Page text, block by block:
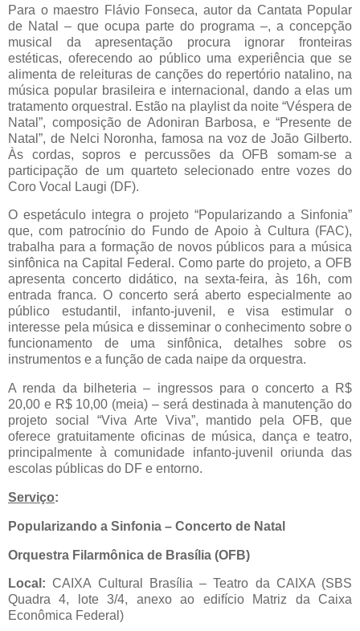
Para o maestro Flávio Fonseca, autor da Cantata Popular
de Natal – que ocupa parte do programa –, a concepção
musical da apresentação procura ignorar fronteiras
estéticas, oferecendo ao público uma experiência que se
alimenta de releituras de canções do repertório natalino, na
música popular brasileira e internacional, dando a elas um
tratamento orquestral. Estão na playlist da noite “Véspera de
Natal”, composição de Adoniran Barbosa, e “Presente de
Natal”, de Nelci Noronha, famosa na voz de João Gilberto.
Às cordas, sopros e percussões da OFB somam-se a
participação de um quarteto selecionado entre vozes do
Coro Vocal Laugi (DF).
O espetáculo integra o projeto “Popularizando a Sinfonia”
que, com patrocínio do Fundo de Apoio à Cultura (FAC),
trabalha para a formação de novos públicos para a música
sinfônica na Capital Federal. Como parte do projeto, a OFB
apresenta concerto didático, na sexta-feira, às 16h, com
entrada franca. O concerto será aberto especialmente ao
público estudantil, infanto-juvenil, e visa estimular o
interesse pela música e disseminar o conhecimento sobre o
funcionamento de uma sinfônica, detalhes sobre os
instrumentos e a função de cada naipe da orquestra.
A renda da bilheteria – ingressos para o concerto a R$
20,00 e R$ 10,00 (meia) – será destinada à manutenção do
projeto social “Viva Arte Viva”, mantido pela OFB, que
oferece gratuitamente oficinas de música, dança e teatro,
principalmente à comunidade infanto-juvenil oriunda das
escolas públicas do DF e entorno.
Serviço:
Popularizando a Sinfonia – Concerto de Natal
Orquestra Filarmônica de Brasília (OFB)
Local: CAIXA Cultural Brasília – Teatro da CAIXA (SBS
Quadra 4, lote 3/4, anexo ao edifício Matriz da Caixa
Econômica Federal)